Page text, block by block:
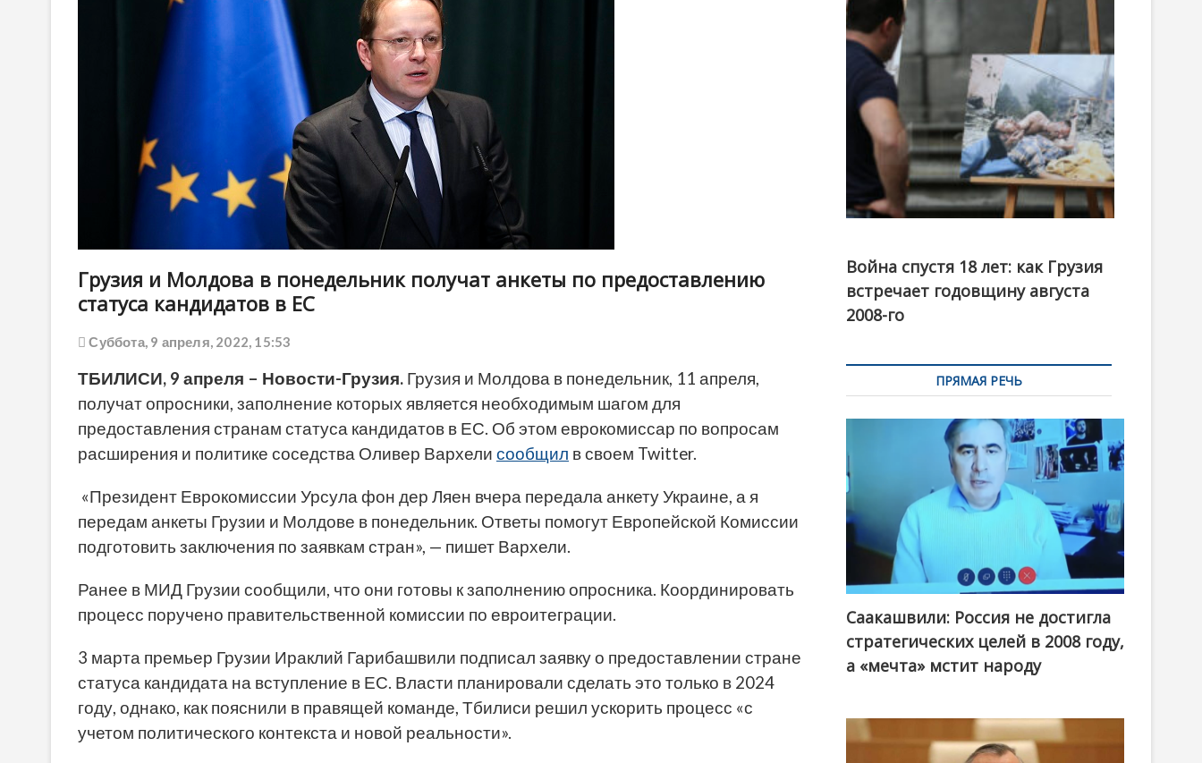
o
n
Грузия и Молдова в понедельник получат анкеты по предоставлению
статуса кандидатов в ЕС
Суббота, 9 апреля, 2022, 15:53
ТБИЛИСИ, 9 апреля – Новости-Грузия. Грузия и Молдова в понедельник, 11 апреля,
получат опросники, заполнение которых является необходимым шагом для
предоставления странам статуса кандидатов в ЕС. Об этом еврокомиссар по вопросам
расширения и политике соседства Оливер Вархели сообщил в своем Twitter.
«Президент Еврокомиссии Урсула фон дер Ляен вчера передала анкету Украине, а я
передам анкеты Грузии и Молдове в понедельник. Ответы помогут Европейской Комиссии
подготовить заключения по заявкам стран», — пишет Вархели.
Ранее в МИД Грузии сообщили, что они готовы к заполнению опросника. Координировать
процесс поручено правительственной комиссии по евроитеграции.
3 марта премьер Грузии Ираклий Гарибашвили подписал заявку о предоставлении стране
статуса кандидата на вступление в ЕС. Власти планировали сделать это только в 2024
году, однако, как пояснили в правящей команде, Тбилиси решил ускорить процесс «с
учетом политического контекста и новой реальности».
канал
Война спустя 18 лет: как Грузия
встречает годовщину августа
2008-го
ПРЯМАЯ РЕЧЬ
Саакашвили: Россия не достигла
стратегических целей в 2008 году,
а «мечта» мстит народу